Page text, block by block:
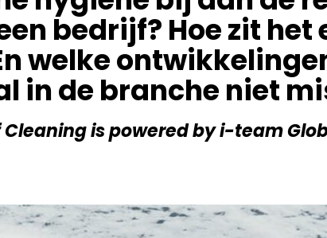
bedrijf? Hoe zit
welke
in de branche niet
is powered by i-team